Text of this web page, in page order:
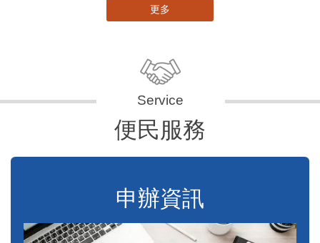
更多
便民服務
申辦資訊